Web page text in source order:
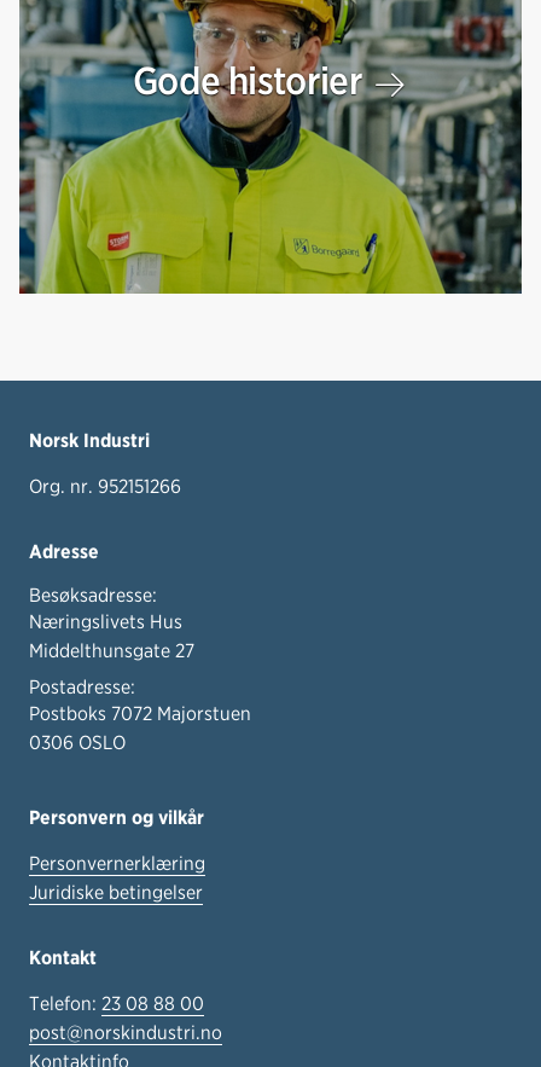
Gode historier
Norsk Industri
Org. nr. 952151266
Adresse
Besøksadresse:
Næringslivets Hus
Middelthunsgate 27
Postadresse:
Postboks 7072 Majorstuen
0306 OSLO
Personvern og vilkår
Personvernerklæring
Juridiske betingelser
Kontakt
Telefon: 23 08 88 00
post@norskindustri.no
Kontaktinfo